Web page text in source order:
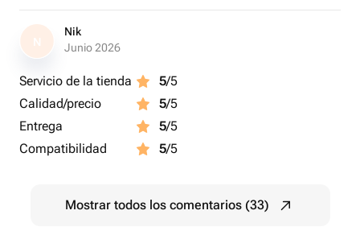
N
Nik
Junio 2026
Servicio de la tienda 5/5
Calidad/precio
5/5
Entrega
5/5
Compatibilidad
5/5
Mostrar todos los comentarios (33)